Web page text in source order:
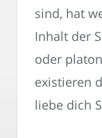
sind, hat
Inhalt der
oder
existieren
liebe dich